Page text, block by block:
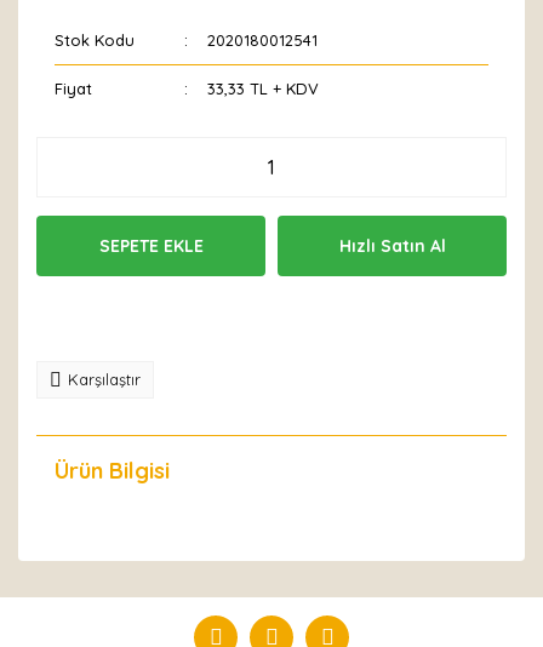
Stok Kodu 2020180012541
Fiyat 33,33 TL + KDV
SEPETE EKLE Hızlı Satın Al
Karşılaştır
Ürün Bilgisi